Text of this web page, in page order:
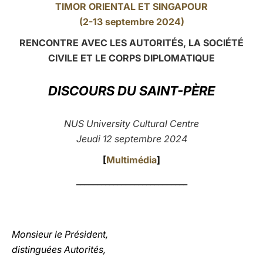
TIMOR ORIENTAL ET SINGAPOUR
(2-13 septembre 2024)
RENCONTRE AVEC LES AUTORITÉS, LA SOCIÉTÉ
CIVILE ET LE CORPS DIPLOMATIQUE
DISCOURS DU SAINT-PÈRE
NUS University Cultural Centre
Jeudi 12 septembre 2024
[Multimédia]
Monsieur le Président,
distinguées Autorités,